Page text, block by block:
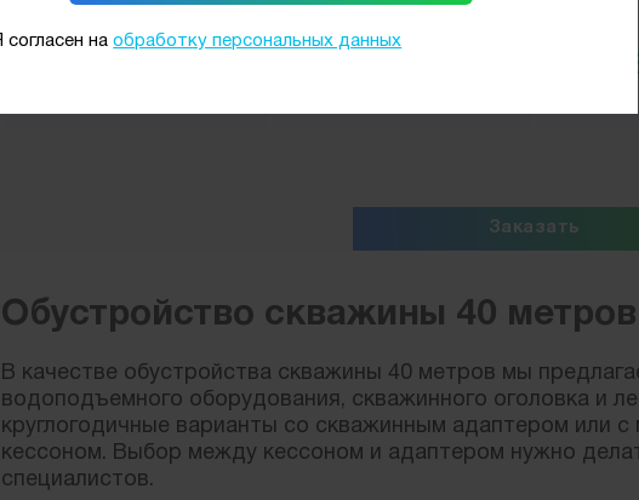
МГБУ артезианская
Заказать
Обустройство скважины 40 метров
В качестве обустройства скважины 40 метров мы
водоподъемного оборудования, скважинного оголовка и
круглогодичные варианты со скважинным адаптером или
кессоном. Выбор между кессоном и адаптером нужно
специалистов.
согласен наобработку персональных данных